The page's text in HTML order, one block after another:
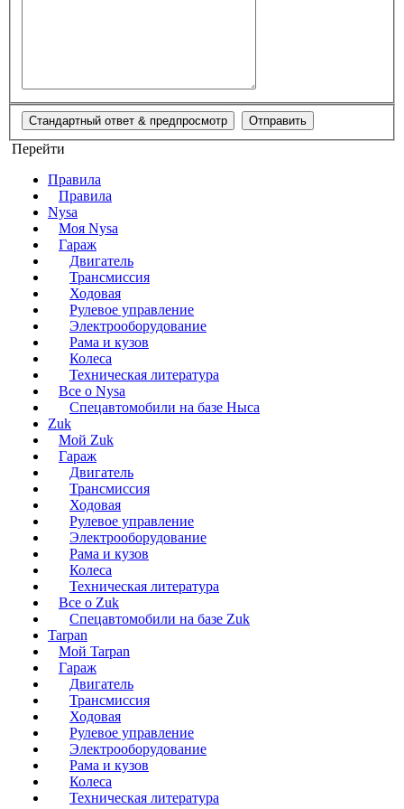
Перейти
Правила
Правила
Nysa
Моя Nysa
Гараж
Двигатель
Трансмиссия
Ходовая
Рулевое управление
Электрооборудование
Рама и кузов
Колеса
Техническая литература
Все о Nysa
Спецавтомобили на базе Ныса
Zuk
Мой Zuk
Гараж
Двигатель
Трансмиссия
Ходовая
Рулевое управление
Электрооборудование
Рама и кузов
Колеса
Техническая литература
Все о Zuk
Спецавтомобили на базе Zuk
Tarpan
Мой Tarpan
Гараж
Двигатель
Трансмиссия
Ходовая
Рулевое управление
Электрооборудование
Рама и кузов
Колеса
Техническая литература